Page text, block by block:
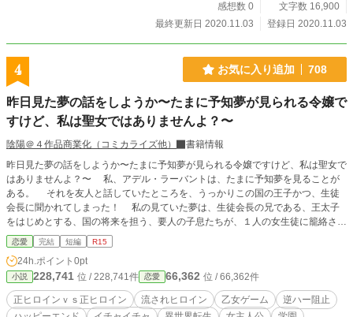
感想数 0
文字数 16,900
最終更新日 2020.11.03
登録日 2020.11.03
4 お気に入り追加 708
昨日見た夢の話をしようか〜たまに予知夢が見られる令嬢で
すけど、私は聖女ではありませんよ？〜
陰陽＠４作品商業化（コミカライズ他）
書籍情報
昨日見た夢の話をしようか〜たまに予知夢が見られる令嬢ですけど、私は聖女で
はありませんよ？〜 私、アデル・ラーバントは、たまに予知夢を見ることが
ある。 それを友人と話していたところを、うっかりこの国の王子かつ、生徒
会長に聞かれてしまった！ 私の見ていた夢は、生徒会長の兄である、王太子
をはじめとする、国の将来を担う、要人の子息たちが、１人の女生徒に籠絡され
るというものだ。 それをどうにか食い止めようとする王子に、私は夢の話を
洗いざらい吐かされることに。 それを話したら、王子は私を次世代の星読み
の聖女だと言ってきた！ 私はたまに予知夢が見られるだけで、聖女なんかじ
ゃありませんよ！？ 長編を書いては完結までに時間がかかる為、習作の為に、
たまには短編を書いてみようと思いました。 （短編苦手ですが……） 流行りの
溺愛系でも、最初にヒロインがひどい目に合わされるような話でもないですが、
恋愛 完結 短編 R15
24h.ポイント 0pt
小説 228,741 位 / 228,741件 恋愛 66,362 位 / 66,362件
正ヒロインｖｓ正ヒロイン 流されヒロイン 乙女ゲーム
逆ハー阻止